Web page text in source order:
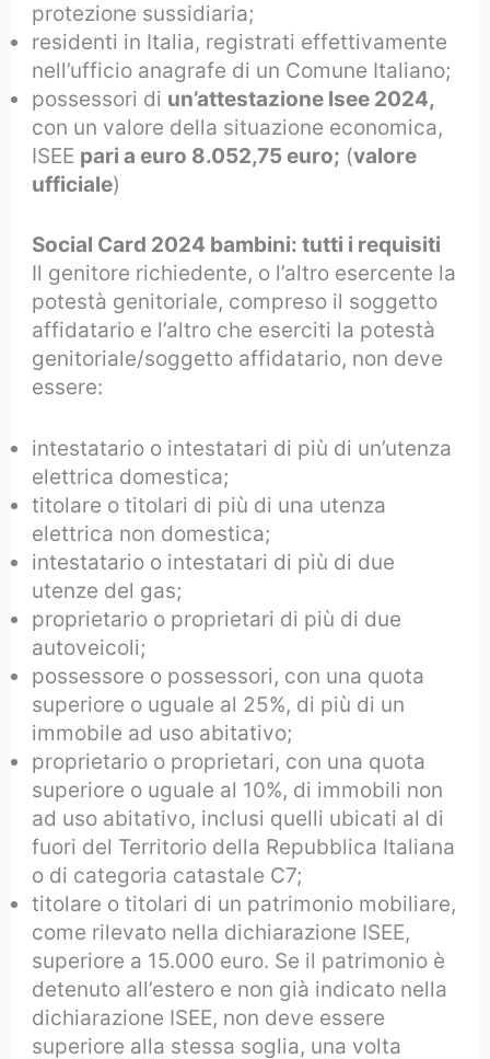
protezione sussidiaria;
residenti in Italia, registrati effettivamente
nell’ufficio anagrafe di un Comune Italiano;
possessori di un’attestazione Isee 2024,
con un valore della situazione economica,
ISEE pari a euro 8.052,75 euro; (valore
ufficiale)
Social Card 2024 bambini: tutti i requisiti
Il genitore richiedente, o l’altro esercente la
potestà genitoriale, compreso il soggetto
affidatario e l’altro che eserciti la potestà
genitoriale/soggetto affidatario, non deve
essere:
intestatario o intestatari di più di un’utenza
elettrica domestica;
titolare o titolari di più di una utenza
elettrica non domestica;
intestatario o intestatari di più di due
utenze del gas;
proprietario o proprietari di più di due
autoveicoli;
possessore o possessori, con una quota
superiore o uguale al 25%, di più di un
immobile ad uso abitativo;
proprietario o proprietari, con una quota
superiore o uguale al 10%, di immobili non
ad uso abitativo, inclusi quelli ubicati al di
fuori del Territorio della Repubblica Italiana
o di categoria catastale C7;
titolare o titolari di un patrimonio mobiliare,
come rilevato nella dichiarazione ISEE,
superiore a 15.000 euro. Se il patrimonio è
detenuto all’estero e non già indicato nella
dichiarazione ISEE, non deve essere
superiore alla stessa soglia, una volta